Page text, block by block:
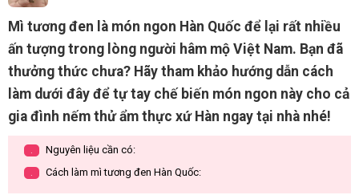
Mì tương đen là món ngon Hàn Quốc để lại rất nhiều
ấn tượng trong lòng người hâm mộ Việt Nam. Bạn đã
thưởng thức chưa? Hãy tham khảo hướng dẫn cách
làm dưới đây để tự tay chế biến món ngon này cho cả
gia đình nếm thử ẩm thực xứ Hàn ngay tại nhà nhé!
. Nguyên liệu cần có:
. Cách làm mì tương đen Hàn Quốc: